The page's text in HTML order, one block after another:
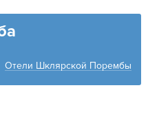
Отели Шклярской Порембы